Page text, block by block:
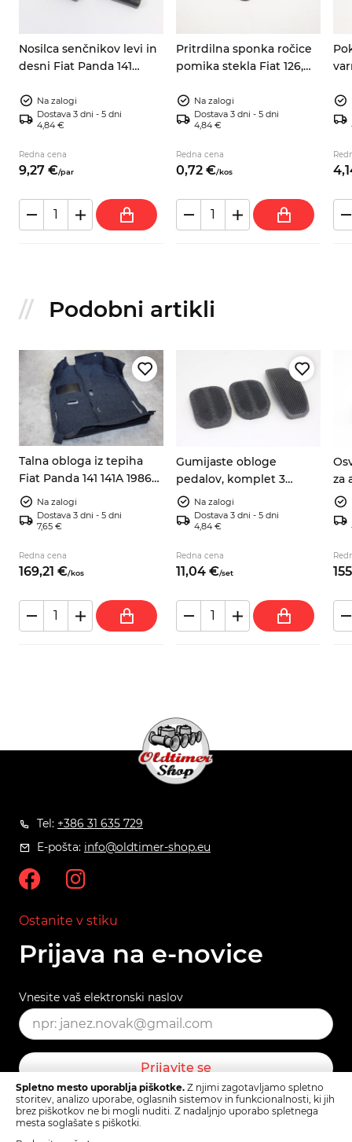
Nosilca senčnikov levi in
desni Fiat Panda 141
Na zalogi
Dostava 3 dni - 5 dni
4,84 €
Redna cena
9,27 €/par
Pritrdilna sponka ročice
pomika stekla Fiat 126,
Na zalogi
Dostava 3 dni - 5 dni
4,84 €
Redna cena
0,72 €/kos 4,
Podobni artikli
Talna obloga iz tepiha
Fiat Panda 141 141A 1986–
2003Na zalogi
Dostava 3 dni - 5 dni
7,65 €
Redna cena
169,21 €/kos
Gumijaste obloge
pedalov, komplet 3
kosov – Fiat 127, 128,
Panda, X1/9, A112
Na zalogi
Dostava 3 dni - 5 dni
4,84 €
Redna cena
11,04 €/set
za
Tel: +386 31 635 729
E-pošta: info@oldtimer-shop.eu
Ostanite v stiku
Prijava na e-novice
Vnesite vaš elektronski naslov
Prijavite se
Pogoji uporabe
Spletno mesto uporablja piškotke. Z njimi zagotavljamo spletno
storitev, analizo uporabe, oglasnih sistemov in funkcionalnosti, ki jih
brez piškotkov ne bi mogli nuditi. Z nadaljnjo uporabo spletnega
mesta soglašate s piškotki.